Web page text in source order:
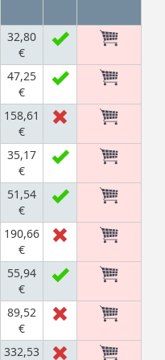
32,80
€
47,25
€
158,61
€
35,17
€
51,54
€
190,66
€
55,94
€
89,52
€
332,53